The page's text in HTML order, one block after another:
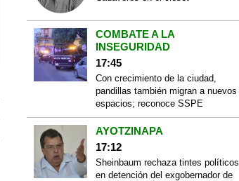
COMBATE A LA
INSEGURIDAD
17:45
Con crecimiento de la ciudad,
pandillas también migran a nuevos
espacios; reconoce SSPE
AYOTZINAPA
17:12
Sheinbaum rechaza tintes políticos
en detención del exgobernador de